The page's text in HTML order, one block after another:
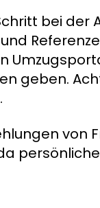
bei der
geben.
von